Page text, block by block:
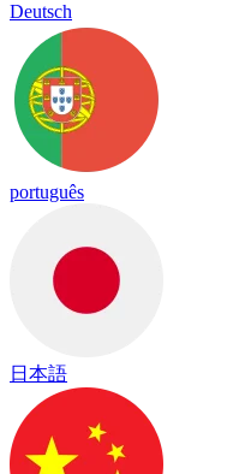
Deutsch
português
日本語